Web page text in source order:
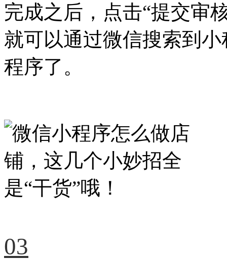
完成之后，点击“提交审
就可以通过微信搜索到
程序了。
03